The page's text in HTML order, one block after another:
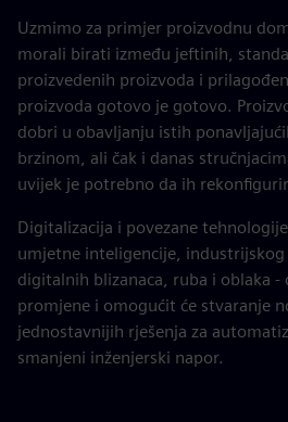
Uzmimo za primjer proizvodnu
morali birati između jeftinih,
proizvedenih proizvoda i
proizvoda gotovo je gotovo.
dobri u obavljanju istih
brzinom, ali čak i danas
uvijek je potrebno da ih
Digitalizacija i povezane
umjetne inteligencije,
digitalnih blizanaca, ruba i oblaka -
promjene i omogućit će stvaranje
jednostavnijih rješenja za
smanjeni inženjerski napor.